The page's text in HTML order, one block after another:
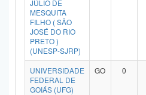
JÚLIO DE
MESQUITA
FILHO ( SÃO
JOSÉ DO RIO
PRETO )
(UNESP-SJRP)
UNIVERSIDADE
FEDERAL DE
GOIÁS (UFG)
GO 0